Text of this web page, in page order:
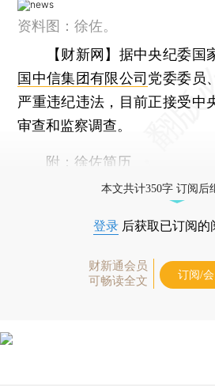
资料图：徐佐。
【财新网】 据中央纪委国
国中信集团有限公司 党委委员
严重违纪违法，目前正接受中
审查和监察调查。
附：徐佐简历
本文共计350字 订阅后
登录 后获取已订阅的
财新通会员
可畅读全文
订阅/